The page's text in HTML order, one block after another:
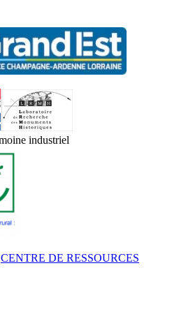
CENTRE DE RESSOURCES